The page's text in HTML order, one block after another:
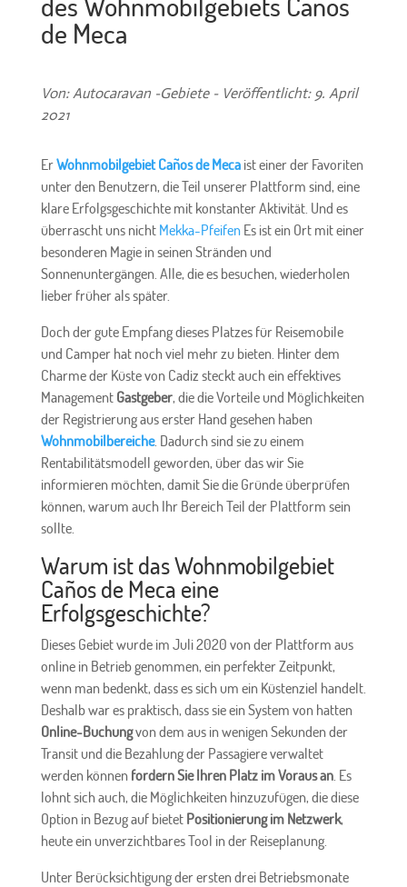
de Meca
Von: Autocaravan -Gebiete - Veröffentlicht: 9. April
2021
ErWohnmobilgebiet Caños de Mecaist einer der Favoriten
unter den Benutzern, die Teil unserer Plattform sind, eine
klare Erfolgsgeschichte mit konstanter Aktivität. Und es
überrascht uns nicht Mekka-PfeifenEs ist ein Ort mit einer
besonderen Magie in seinen Stränden und
Sonnenuntergängen. Alle, die es besuchen, wiederholen
lieber früher als später.
Doch der gute Empfang dieses Platzes für Reisemobile
und Camper hat noch viel mehr zu bieten. Hinter dem
Charme der Küste von Cadiz steckt auch ein effektives
Management Gastgeber, die die Vorteile und Möglichkeiten
der Registrierung aus erster Hand gesehen haben
Wohnmobilbereiche. Dadurch sind sie zu einem
Rentabilitätsmodell geworden, über das wir Sie
informieren möchten, damit Sie die Gründe überprüfen
können, warum auch Ihr Bereich Teil der Plattform sein
sollte.
Warum ist das Wohnmobilgebiet
Caños de Meca eine
Erfolgsgeschichte?
Dieses Gebiet wurde im Juli 2020 von der Plattform aus
online in Betrieb genommen, ein perfekter Zeitpunkt,
wenn man bedenkt, dass es sich um ein Küstenziel handelt.
Deshalb war es praktisch, dass sie ein System von hatten
Online-Buchungvon dem aus in wenigen Sekunden der
Transit und die Bezahlung der Passagiere verwaltet
werden können fordern Sie Ihren Platz im Voraus an. Es
lohnt sich auch, die Möglichkeiten hinzuzufügen, die diese
Option in Bezug auf bietet Positionierung im Netzwerk,
heute ein unverzichtbares Tool in der Reiseplanung.
Unter Berücksichtigung der ersten drei Betriebsmonate